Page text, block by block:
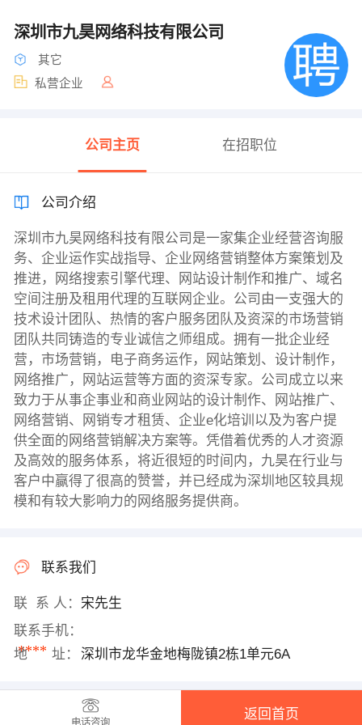
深圳市九昊网络科技有限公司
其它
私营企业
公司主页 在招职位
公司介绍
深圳市九昊网络科技有限公司是一家集企业经营咨询服
务、企业运作实战指导、企业网络营销整体方案策划及
推进，网络搜索引擎代理、网站设计制作和推广、域名
空间注册及租用代理的互联网企业。公司由一支强大的
技术设计团队、热情的客户服务团队及资深的市场营销
团队共同铸造的专业诚信之师组成。拥有一批企业经
营，市场营销，电子商务运作，网站策划、设计制作，
网络推广，网站运营等方面的资深专家。公司成立以来
致力于从事企事业和商业网站的设计制作、网站推广、
网络营销、网销专才租赁、企业e化培训以及为客户提
供全面的网络营销解决方案等。凭借着优秀的人才资源
及高效的服务体系，将近很短的时间内，九昊在行业与
客户中赢得了很高的赞誉，并已经成为深圳地区较具规
模和有较大影响力的网络服务提供商。
联系我们
联 系 人： 宋先生
联系手机：
****
地 址： 深圳市龙华金地梅陇镇2栋1单元6A
电话咨询
返回首页